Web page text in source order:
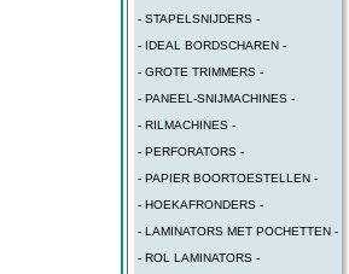
- STAPELSNIJDERS -
- IDEAL BORDSCHAREN -
- GROTE TRIMMERS -
- PANEEL-SNIJMACHINES -
- RILMACHINES -
- PERFORATORS -
- PAPIER BOORTOESTELLEN -
- HOEKAFRONDERS -
- LAMINATORS MET POCHETTEN -
- ROL LAMINATORS -